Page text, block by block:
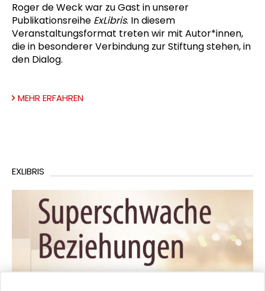
Roger de Weck war zu Gast in unserer
Publikationsreihe ExLibris. In diesem
Veranstaltungsformat treten wir mit Autor*innen,
die in besonderer Verbindung zur Stiftung stehen, in
den Dialog.
MEHR ERFAHREN
EXLIBRIS